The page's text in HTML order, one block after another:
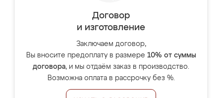
Договор
и изготовление
Заключаем договор,
Вы вносите предоплату в размере 10% от суммы
договора, и мы отдаём заказ в производство.
Возможна оплата в рассрочку без %.